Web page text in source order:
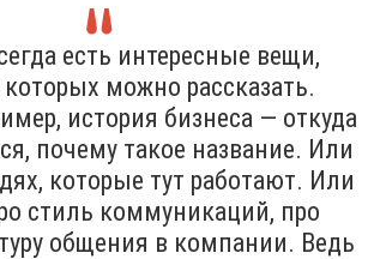
есть интересные вещи,
которых можно рассказать.
история бизнеса — откуда
почему такое название. Или
которые тут работают. Или
стиль коммуникаций, про
общения в компании. Ведь